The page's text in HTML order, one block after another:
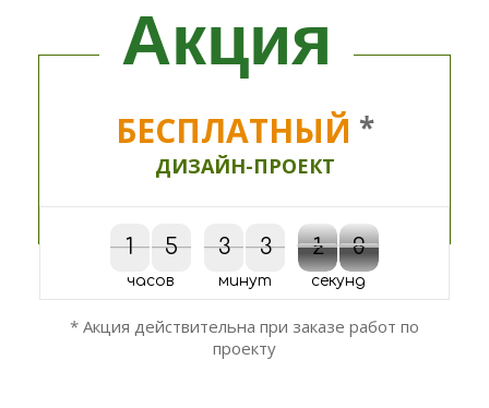
Акция
БЕСПЛАТНЫЙ *
ДИЗАЙН-ПРОЕКТ
1
1 5
5
часов
3
3 3
3
минут
2
1
1
2 0
9
9
0
секунд
* Акция действительна при заказе работ по
проекту